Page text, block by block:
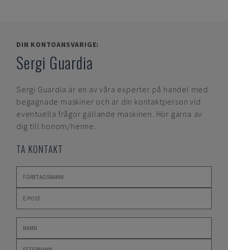
DIN KONTOANSVARIGE:
Sergi Guardia
Sergi Guardia är en av våra experter på handel med
begagnade maskiner och är din kontaktperson vid
eventuella frågor gällande maskinen. Hör gärna av
dig till honom/henne.
TA KONTAKT